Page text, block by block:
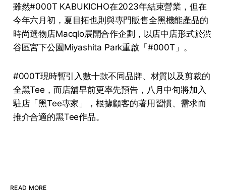
雖然#000T KABUKICHO在2023年結束營業，但在
今年六月初，夏目拓也則與專門販售全黑機能產品的
時尚選物店Macqlo展開合作企劃，以店中店形式於渋
谷區宮下公園Miyashita Park重啟「#000T」。
#000T現時暫引入數十款不同品牌、材質以及剪裁的
全黑Tee，而店舖早前更率先預告，八月中旬將加入
駐店「黑Tee專家」，根據顧客的著用習慣、需求而
推介合適的黑Tee作品。
READ MORE